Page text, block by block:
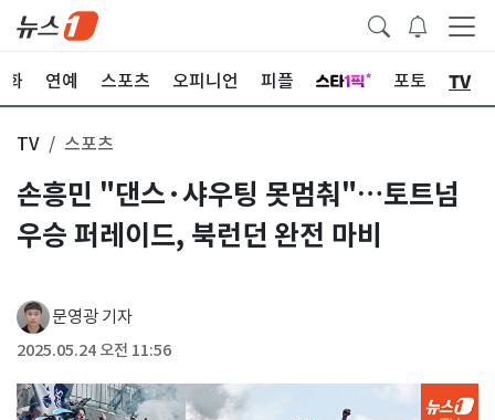
화 연예 스포츠 오피니언 피플 포토 TV
TV 스포츠
손흥민 "댄스·샤우팅 못멈춰"…토트넘
우승 퍼레이드, 북런던 완전 마비
문영광 기자
2025.05.24 오전 11:56